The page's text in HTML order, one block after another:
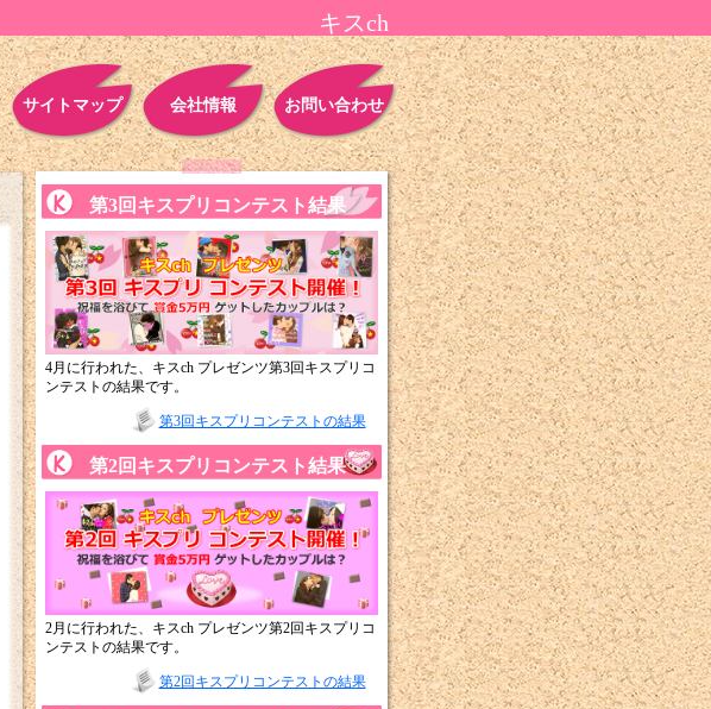
キスch
サイトマップ 会社情報 お問い合わせ
第3回キスプリコンテスト結果
4月に行われた、キスch プレゼンツ第3回キスプリコ
ンテストの結果です。
第3回キスプリコンテストの結果
第2回キスプリコンテスト結果
2月に行われた、キスch プレゼンツ第2回キスプリコ
ンテストの結果です。
第2回キスプリコンテストの結果